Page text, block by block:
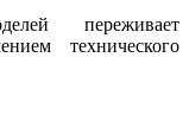
переживает
технического